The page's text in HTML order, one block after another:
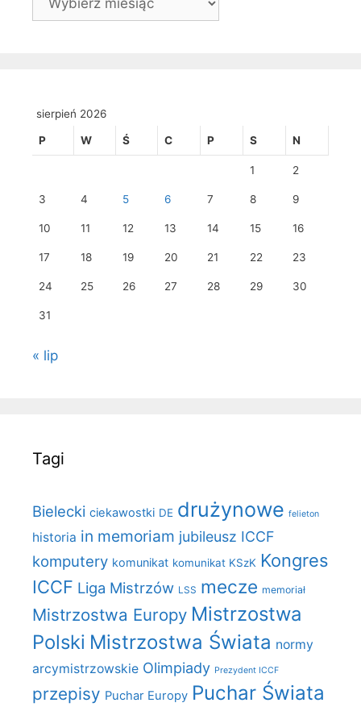
sierpień 2026
P W Ś C P S N
1 2
3 4 5 6 7 8 9
10 11 12 13 14 15 16
17 18 19 20 21 22 23
24 25 26 27 28 29 30
31
« lip
Tagi
Bielecki ciekawostki DE drużynowe felieton
historia in memoriam jubileusz ICCF
komputery komunikat komunikat KSzK Kongres
ICCF Liga Mistrzów LSS mecze memoriał
Mistrzostwa Europy Mistrzostwa
Polski Mistrzostwa Świata normy
arcymistrzowskie Olimpiady Prezydent ICCF
przepisy Puchar Europy Puchar Świata